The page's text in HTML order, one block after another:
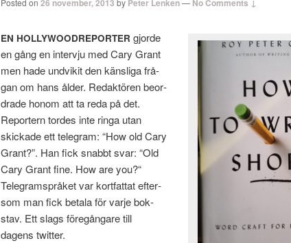
Posted on26 november, 2013 by Peter Lenken— No Comments ↓
EN HOLLYWOODREPORTER gjorde
en gång en inter­vju med Cary Grant
men hade und­vikit den känsliga frå­
gan om hans ålder. Redak­tören beor­
drade honom att ta reda på det.
Reportern tordes inte ringa utan
skick­ade ett telegram: “How old Cary
Grant?”. Han fick snabbt svar: “Old
Cary Grant fine. How are you?“
Telegram­språket var kort­fat­tat efter­
som man fick betala för varje bok­
stav. Ett slags föregån­gare till
dagens twit­ter.